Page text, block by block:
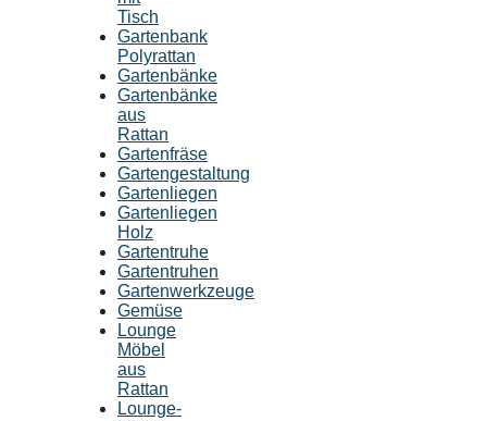
Tisch
Gartenbank
Polyrattan
Gartenbänke
Gartenbänke
aus
Rattan
Gartenfräse
Gartengestaltung
Gartenliegen
Gartenliegen
Holz
Gartentruhe
Gartentruhen
Gartenwerkzeuge
Gemüse
Lounge
Möbel
aus
Rattan
Lounge-